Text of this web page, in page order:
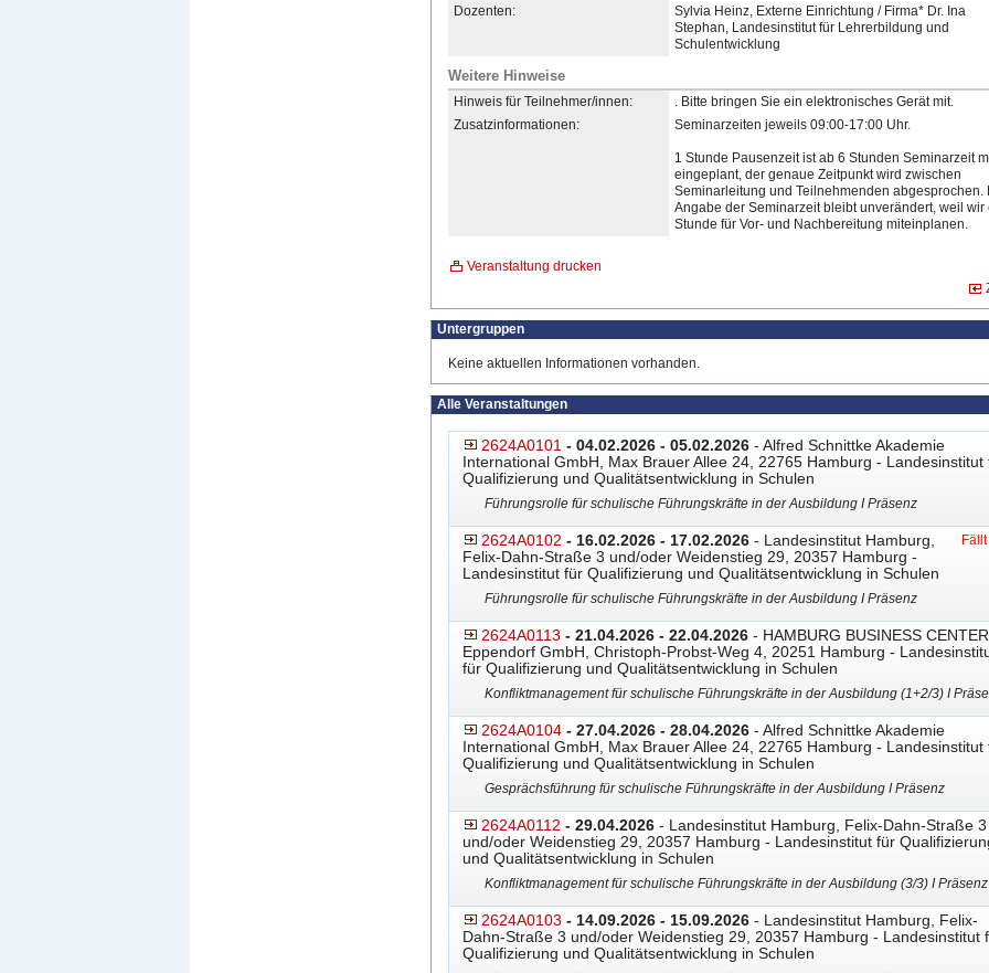
Dozenten:
Sylvia Heinz, Externe Einrichtung / Firma* Dr. Ina
Stephan, Landesinstitut für Lehrerbildung und
Schulentwicklung
Weitere Hinweise
Hinweis für Teilnehmer/innen:
. Bitte bringen Sie ein elektronisches Gerät mit.
Zusatzinformationen:
Seminarzeiten jeweils 09:00-17:00 Uhr.
1 Stunde Pausenzeit ist ab 6 Stunden Seminarzeit
eingeplant, der genaue Zeitpunkt wird zwischen
Seminarleitung und Teilnehmenden abgesprochen.
Angabe der Seminarzeit bleibt unverändert, weil wir
Stunde für Vor- und Nachbereitung miteinplanen.
Veranstaltung drucken
Untergruppen
Keine aktuellen Informationen vorhanden.
Alle Veranstaltungen
2624A0101 - 04.02.2026 - 05.02.2026- Alfred Schnittke Akademie
International GmbH, Max Brauer Allee 24, 22765 Hamburg - Landesinstitut
Qualifizierung und Qualitätsentwicklung in Schulen
Führungsrolle für schulische Führungskräfte in der Ausbildung I Präsenz
2624A0102 - 16.02.2026 - 17.02.2026- Landesinstitut Hamburg,
Felix-Dahn-Straße 3 und/oder Weidenstieg 29, 20357 Hamburg -
Landesinstitut für Qualifizierung und Qualitätsentwicklung in Schulen
Führungsrolle für schulische Führungskräfte in der Ausbildung I Präsenz
2624A0113 - 21.04.2026 - 22.04.2026- HAMBURG BUSINESS CENTER
Eppendorf GmbH, Christoph-Probst-Weg 4, 20251 Hamburg -
für Qualifizierung und Qualitätsentwicklung in Schulen
Konfliktmanagement für schulische Führungskräfte in der Ausbildung (1+2/3) I
2624A0104 - 27.04.2026 - 28.04.2026- Alfred Schnittke Akademie
International GmbH, Max Brauer Allee 24, 22765 Hamburg - Landesinstitut
Qualifizierung und Qualitätsentwicklung in Schulen
Gesprächsführung für schulische Führungskräfte in der Ausbildung I Präsenz
2624A0112 - 29.04.2026- Landesinstitut Hamburg, Felix-Dahn-Straße 3
und/oder Weidenstieg 29, 20357 Hamburg - Landesinstitut für
und Qualitätsentwicklung in Schulen
Konfliktmanagement für schulische Führungskräfte in der Ausbildung (3/3) I Präsenz
2624A0103 - 14.09.2026 - 15.09.2026- Landesinstitut Hamburg, Felix-
Dahn-Straße 3 und/oder Weidenstieg 29, 20357 Hamburg - Landesinstitut
Qualifizierung und Qualitätsentwicklung in Schulen